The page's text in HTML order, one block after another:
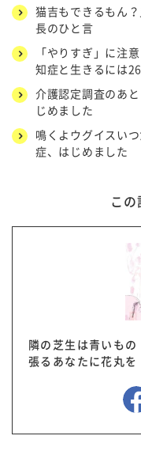
猫吉もできるもん
長のひと言
「やりすぎ」に
知症と生きるには26
介護認定調査のあ
じめました
鳴くよウグイスい
症、はじめました
こ
隣の芝生は青いも
張るあなたに花丸を